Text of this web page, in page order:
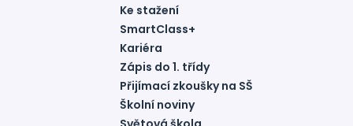
Ke stažení
SmartClass+
Kariéra
Zápis do 1. třídy
Přijímací zkoušky na SŠ
Školní noviny